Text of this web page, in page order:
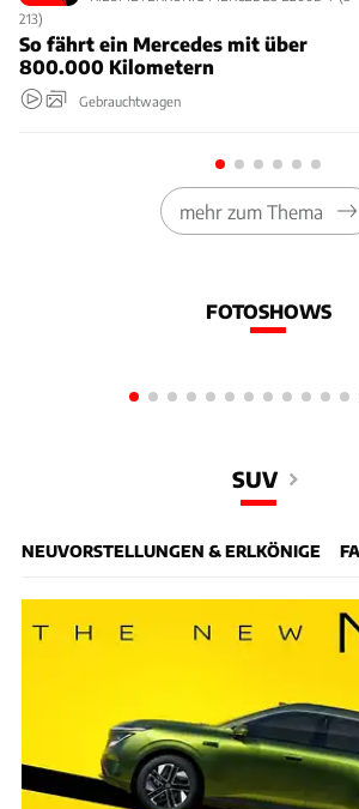
213)
So fährt ein Mercedes mit über
800.000 Kilometern
Gebrauchtwagen
mehr zum Thema
FOTOSHOWS
Neue Variante mit 190 PS und 58
SUV
NEUVORSTELLUNGEN & ERLKÖNIGE